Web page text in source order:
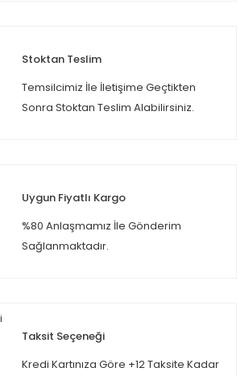
Stoktan Teslim
Temsilcimiz İle İletişime Geçtikten
Sonra Stoktan Teslim Alabilirsiniz.
Uygun Fiyatlı Kargo
%80 Anlaşmamız İle Gönderim
Sağlanmaktadır.
Taksit Seçeneği
Kredi Kartınıza Göre +12 Taksite Kadar